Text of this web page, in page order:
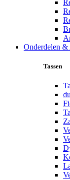
Onderdelen &
Tassen